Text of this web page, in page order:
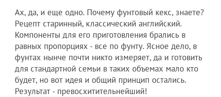
Ах, да, и еще одно. Почему фунтовый кекс, знаете?
Рецепт старинный, классический английский.
Компоненты для его приготовления брались в
равных пропорциях - все по фунту. Ясное дело, в
фунтах нынче почти никто измеряет, да и готовить
для стандартной семьи в таких объемах мало кто
будет, но вот идея и общий принцип остались.
Результат - превосхитительнейший!